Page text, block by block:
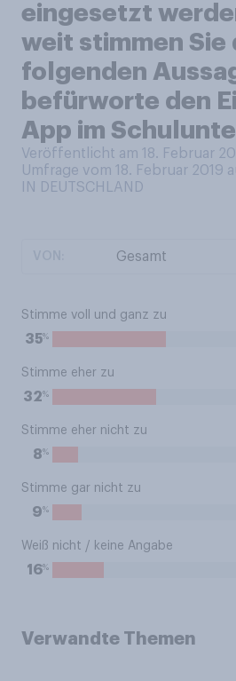
eingesetzt
weit stimmen Sie
folgenden
befürworte den
App im
Veröffentlicht am 18. Februar
Umfrage vom 18. Februar 2019
IN DEUTSCHLAND
Stimme voll und ganz zu
35%
Stimme eher zu
32%
Stimme eher nicht zu
8%
Stimme gar nicht zu
9%
Weiß nicht / keine Angabe
16%
Verwandte Themen